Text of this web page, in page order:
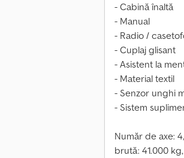
- Cabină înaltă
- Manual
- Radio /
- Cuplaj glisant
- Asistent la
- Material textil
- Senzor unghi
- Sistem
Număr de axe:
brută: 41.000